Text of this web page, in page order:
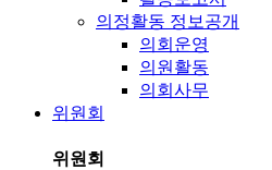
의정활동 정보공개
의회운영
의원활동
의회사무
위원회
위원회